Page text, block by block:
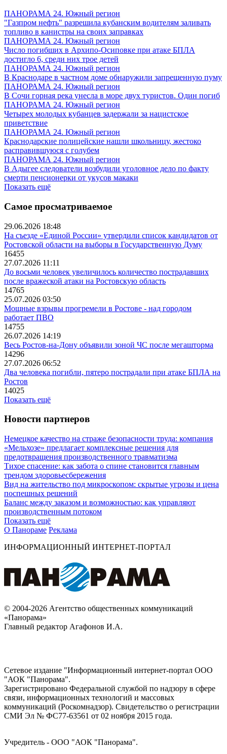
ПАНОРАМА 24. Южный регион
"Газпром нефть" разрешила кубанским водителям заливать
топливо в канистры на своих заправках
ПАНОРАМА 24. Южный регион
Число погибших в Архипо-Осиповке при атаке БПЛА
достигло 6, среди них трое детей
ПАНОРАМА 24. Южный регион
В Краснодаре в частном доме обнаружили запрещенную пуму
ПАНОРАМА 24. Южный регион
В Сочи горная река унесла в море двух туристов. Один погиб
ПАНОРАМА 24. Южный регион
Четырех молодых кубанцев задержали за нацистское
приветствие
ПАНОРАМА 24. Южный регион
Краснодарские полицейские нашли школьницу, жестоко
расправившуюся с голубем
ПАНОРАМА 24. Южный регион
В Адыгее следователи возбудили уголовное дело по факту
смерти пенсионерки от укусов макаки
Показать ещё
Самое просматриваемое
29.06.2026 18:48
На съезде «Единой России» утвердили список кандидатов от
Ростовской области на выборы в Государственную Думу
16455
27.07.2026 11:11
До восьми человек увеличилось количество пострадавших
после вражеской атаки на Ростовскую область
14765
25.07.2026 03:50
Мощные взрывы прогремели в Ростове - над городом
работает ПВО
14755
26.07.2026 14:19
Весь Ростов-на-Дону объявили зоной ЧС после мегашторма
14296
27.07.2026 06:52
Два человека погибли, пятеро пострадали при атаке БПЛА на
Ростов
14025
Показать ещё
Новости партнеров
Немецкое качество на страже безопасности труда: компания
«Мельхозе» предлагает комплексные решения для
предотвращения производственного травматизма
Тихое спасение: как забота о спине становится главным
трендом здоровьесбережения
Вид на жительство под микроскопом: скрытые угрозы и цена
поспешных решений
Баланс между заказом и возможностью: как управляют
производственным потоком
Показать ещё
О Панораме Реклама
ИНФОРМАЦИОННЫЙ ИНТЕРНЕТ-ПОРТАЛ
© 2004-2026 Агентство общественных коммуникаций
«Панорама»
Главный редактор Агафонов И.А.
Сетевое издание "Информационный интернет-портал ООО
"АОК "Панорама".
Зарегистрировано Федеральной службой по надзору в сфере
связи, информационных технологий и массовых
коммуникаций (Роскомнадзор). Cвидетельство о регистрации
СМИ Эл № ФС77-63561 от 02 ноября 2015 года.
Учредитель - ООО "АОК "Панорама".